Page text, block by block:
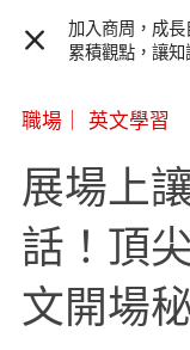
加入商周，成長
累積觀點，讓
職場 英文學習
展場上
話！頂
文開場